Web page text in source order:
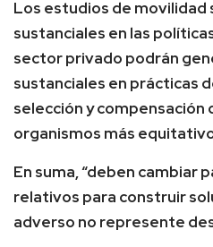
Los estudios de movilidad
sustanciales en las
sector privado podrán
sustanciales en prácticas
selección y compensación
organismos más
En suma, “deben cambiar
relativos para construir
adverso no represente